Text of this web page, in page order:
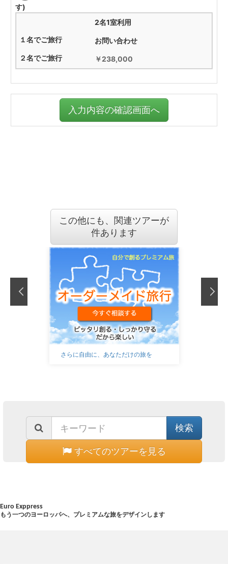
す)
2名1室利用
お問い合わせ
￥238,000
入力内容の確認画面へ
この他にも、関連ツアーが
件あります
さらに自由に、あなただけの旅を
すべてのツアーを見る
Euro Exppress
もう一つのヨーロッパへ、プレミアムな旅をデザインします